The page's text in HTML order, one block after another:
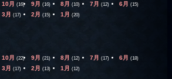
10月 (16) 9月 (16) 8月 (10) 7月 (12) 6月 (15)
3月 (17) 2月 (15) 1月 (20)
10月 (22) 9月 (21) 8月 (12) 7月 (17) 6月 (18)
3月 (17) 2月 (13) 1月 (12)